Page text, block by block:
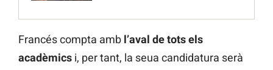
Francés compta amb l’aval de tots els
acadèmics i, per tant, la seua candidatura serà